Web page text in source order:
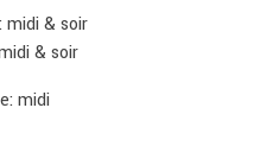
midi & soir
& soir
midi